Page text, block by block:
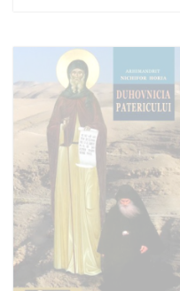
Adaugă în coș Wishlist